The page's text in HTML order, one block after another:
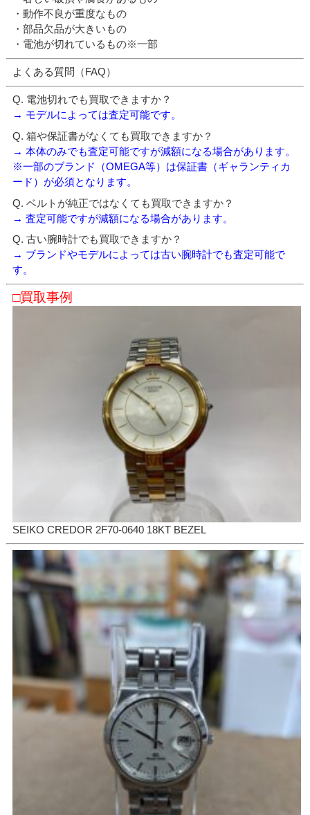
・動作不良が重度なもの
・部品欠品が大きいもの
・電池が切れているもの※一部
よくある質問（FAQ）
Q. 電池切れでも買取できますか？
→ モデルによっては査定可能です。
Q. 箱や保証書がなくても買取できますか？
→ 本体のみでも査定可能ですが減額になる場合があります。
※一部のブランド（OMEGA等）は保証書（ギャランティカ
ード）が必須となります。
Q. ベルトが純正ではなくても買取できますか？
→ 査定可能ですが減額になる場合があります。
Q. 古い腕時計でも買取できますか？
→ ブランドやモデルによっては古い腕時計でも査定可能で
す。
□買取事例
SEIKO CREDOR 2F70-0640 18KT BEZEL